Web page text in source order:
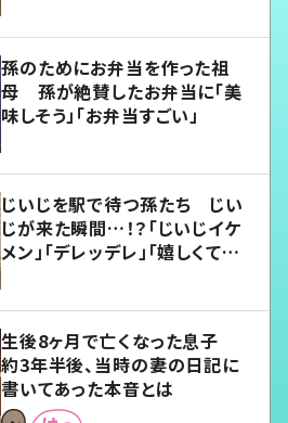
孫のためにお弁当を作った祖
母 孫が絶賛したお弁当に「美
味しそう」「お弁当すごい」
じいじを駅で待つ孫たち じい
じが来た瞬間…！？「じいじイケ
メン」「デレッデレ」「嬉しくて可
生後8ヶ月で亡くなった息子
約3年半後、当時の妻の日記に
書いてあった本音とは